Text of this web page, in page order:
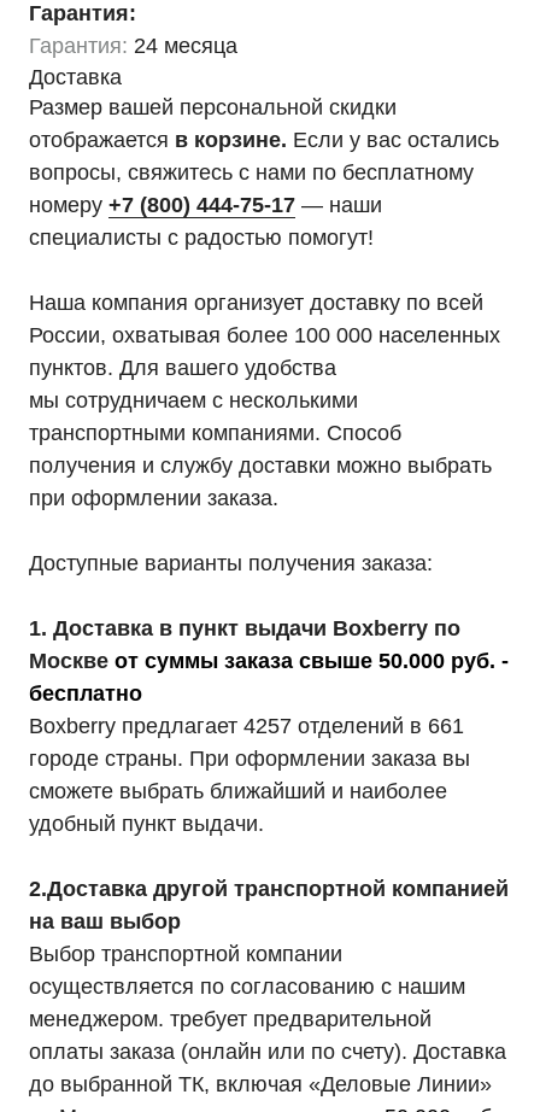
Гарантия:
Гарантия: 24 месяца
Доставка
Размер вашей персональной скидки
отображается в корзине. Если у вас остались
вопросы, свяжитесь с нами по бесплатному
номеру +7 (800) 444-75-17 — наши
специалисты с радостью помогут!
Наша компания организует доставку по всей
России, охватывая более 100 000 населенных
пунктов. Для вашего удобства
мы сотрудничаем с несколькими
транспортными компаниями. Способ
получения и службу доставки можно выбрать
при оформлении заказа.
Доступные варианты получения заказа:
1. Доставка в пункт выдачи Boxberry по
Москве от суммы заказа свыше 50.000 руб. -
бесплатно
Boxberry предлагает 4257 отделений в 661
городе страны. При оформлении заказа вы
сможете выбрать ближайший и наиболее
удобный пункт выдачи.
2.Доставка другой транспортной компанией
на ваш выбор
Выбор транспортной компании
осуществляется по согласованию с нашим
менеджером. требует предварительной
оплаты заказа (онлайн или по счету). Доставка
до выбранной ТК, включая «Деловые Линии»